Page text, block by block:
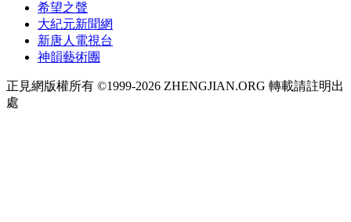
希望之聲
大紀元新聞網
新唐人電視台
神韻藝術團
正見網版權所有 ©1999-2026 ZHENGJIAN.ORG 轉載請註明出
處